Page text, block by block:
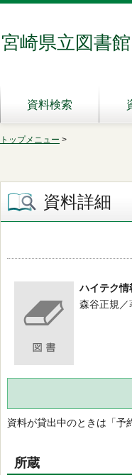
宮崎県立図書館
資料検索
トップメニュー >
資料詳細
ハイテク情
森谷正規
資料が貸出中のときは「予
所蔵